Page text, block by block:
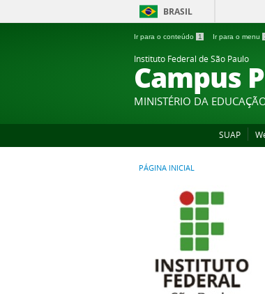
BRASIL
Ir para o conteúdo 1 Ir para o menu
Instituto Federal de São Paulo
Campus
MINISTÉRIO DA
SUAP
PÁGINA INICIAL